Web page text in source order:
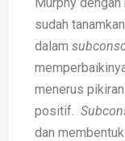
sudah
dalam
menerus
positif.
dan